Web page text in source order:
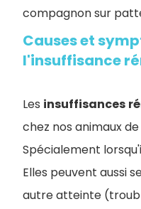
compagnon sur
Causes et
l'insuffisance
Les insuffisances
chez nos animaux
Spécialement
Elles peuvent aussi
autre atteinte